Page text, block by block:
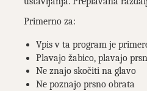
Primerno za:
Vpis v ta program je
Plavajo žabico, plavajo
Ne znajo skočiti na glavo
Ne poznajo prsno obrata